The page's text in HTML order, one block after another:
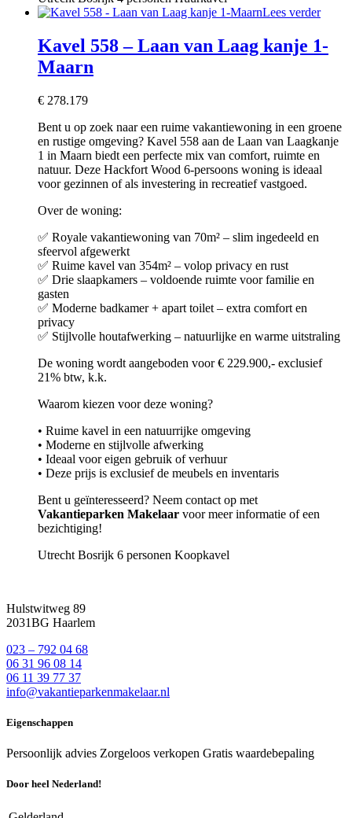
Lees verder
Kavel 558 – Laan van Laag kanje 1-
Maarn
€ 278.179
Bent u op zoek naar een ruime vakantiewoning in een groene
en rustige omgeving? Kavel 558 aan de Laan van Laagkanje
1 in Maarn biedt een perfecte mix van comfort, ruimte en
natuur. Deze Hackfort Wood 6-persoons woning is ideaal
voor gezinnen of als investering in recreatief vastgoed.
Over de woning:
✅ Royale vakantiewoning van 70m² – slim ingedeeld en
sfeervol afgewerkt
✅ Ruime kavel van 354m² – volop privacy en rust
✅ Drie slaapkamers – voldoende ruimte voor familie en
gasten
✅ Moderne badkamer + apart toilet – extra comfort en
privacy
✅ Stijlvolle houtafwerking – natuurlijke en warme uitstraling
De woning wordt aangeboden voor € 229.900,- exclusief
21% btw, k.k.
Waarom kiezen voor deze woning?
• Ruime kavel in een natuurrijke omgeving
• Moderne en stijlvolle afwerking
• Ideaal voor eigen gebruik of verhuur
• Deze prijs is exclusief de meubels en inventaris
Bent u geïnteresseerd? Neem contact op met
Vakantieparken Makelaar voor meer informatie of een
bezichtiging!
Utrecht Bosrijk 6 personen Koopkavel
Hulstwitweg 89
2031BG Haarlem
023 – 792 04 68
06 31 96 08 14
06 11 39 77 37
info@vakantieparkenmakelaar.nl
Eigenschappen
Persoonlijk advies Zorgeloos verkopen Gratis waardebepaling
Door heel Nederland!